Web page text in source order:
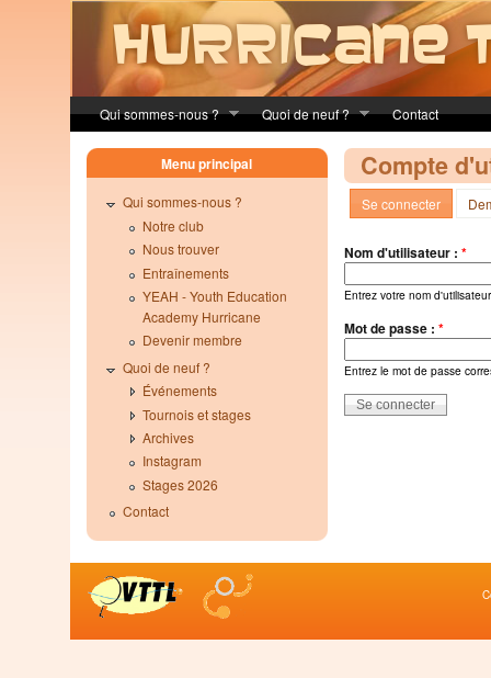
Qui sommes-nous ? Quoi de neuf ? Contact
Compte
Se connecter
Nom d'utilisateur : *
Entrez votre nom
Mot de passe : *
Entrez le mot de passe
Menu principal
Qui sommes-nous ?
Notre club
Nous trouver
Entraînements
YEAH - Youth Education
Academy Hurricane
Devenir membre
Quoi de neuf ?
Événements
Tournois et stages
Archives
Instagram
Stages 2026
Contact